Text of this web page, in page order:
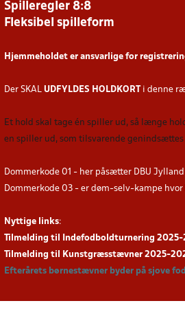
Spilleregler 8:8
Fleksibel spilleform
Hjemmeholdet er ansvarlige for
Der SKAL UDFYLDES HOLDKORTi denne
Et hold skal tage én spiller ud, så længe
en spiller ud, som tilsvarende
Dommerkode 01 - her påsætter DBU
Dommerkode 03 - er døm-selv-kampe
Nyttige links:
Tilmelding til Indefodboldturnering 2025-
Tilmelding til Kunstgræsstævner 2025-
Efterårets børnestævner byder på sjove